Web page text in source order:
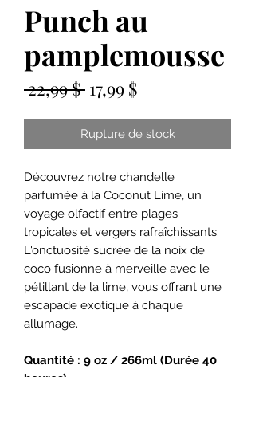
Punch au
pamplemousse
22,99 $ Prix
17,99 $
Rupture de stock
Découvrez notre chandelle
parfumée à la Coconut Lime, un
voyage olfactif entre plages
tropicales et vergers rafraîchissants.
L'onctuosité sucrée de la noix de
coco fusionne à merveille avec le
pétillant de la lime, vous offrant une
escapade exotique à chaque
allumage.
Quantité : 9 oz / 266ml (Durée 40
heures)